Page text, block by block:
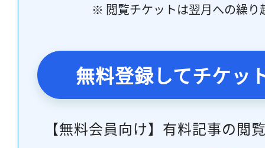
※ 閲覧チケットは翌月への繰り
無料登録してチケッ
【無料会員向け】有料記事の閲